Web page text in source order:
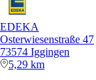
EDEKA
Osterwiesenstraße 47
73574 Iggingen
5,29 km